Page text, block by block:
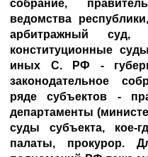
собрание,
ведомства
арбитражный
конституционные
иных С. РФ -
законодательное
ряде субъектов -
департаменты
суды субъекта,
палаты, прокурор.